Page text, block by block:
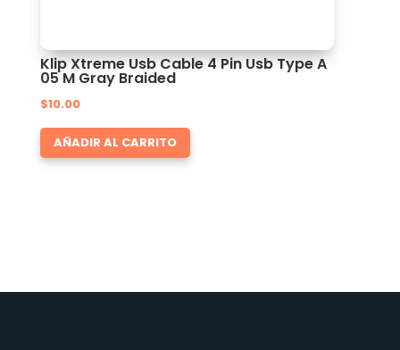
Klip Xtreme Usb Cable 4 Pin Usb Type A
05 M Gray Braided
$10.00
AÑADIR AL CARRITO